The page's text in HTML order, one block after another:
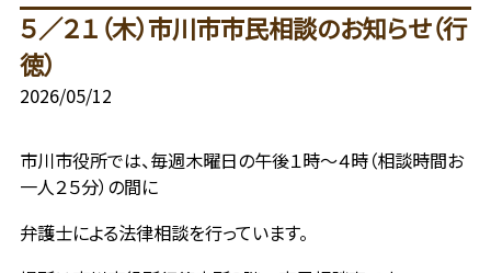
５／２１（木）市川市市民相談のお知らせ（行
徳）
2026/05/12
市川市役所では、毎週木曜日の午後１時～４時（相談時間お
一人２５分）の間に
弁護士による法律相談を行っています。
法人・事業者のご相談者
事務所のご案内
弁護士紹介
費用について